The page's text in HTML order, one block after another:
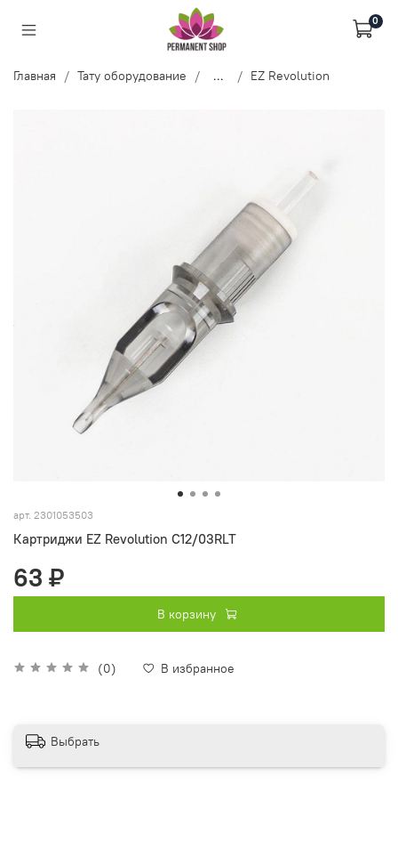
0
Главная Тату оборудование ... EZ Revolution
арт. 2301053503
Картриджи EZ Revolution C12/03RLT
(0) В избранное
63 ₽
В корзину
Выбрать